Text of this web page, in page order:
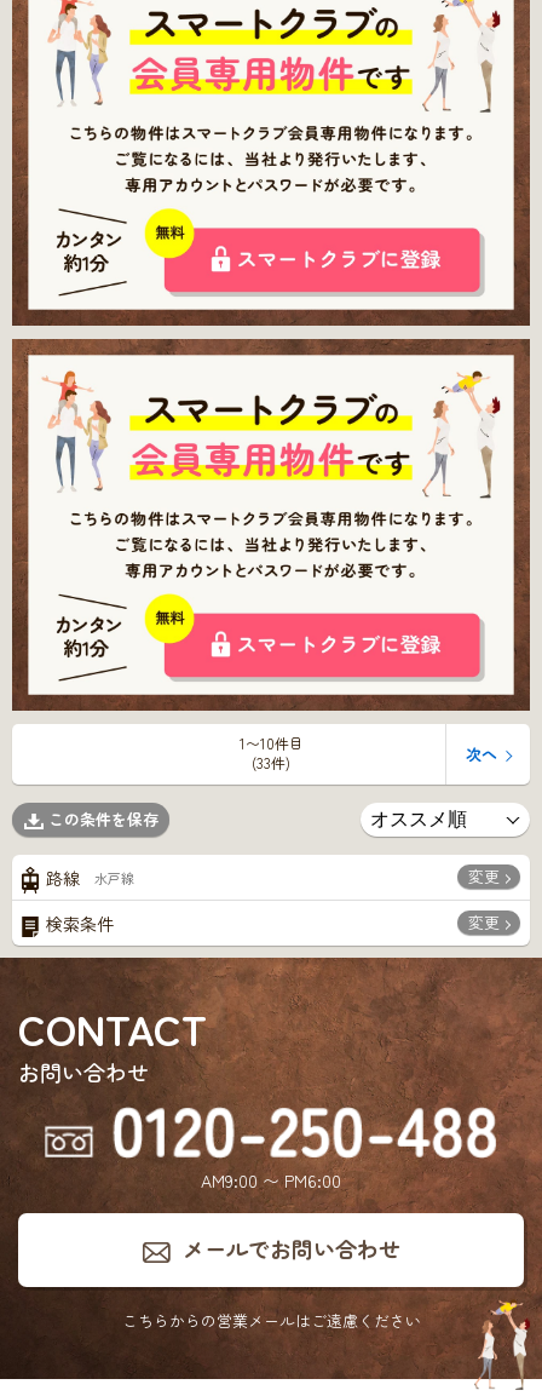
1〜10件目
(33件)
次へ
この条件を保存
路線 水戸線 変更
検索条件 変更
CONTACT
お問い合わせ
AM9:00 〜 PM6:00
メールでお問い合わせ
こちらからの営業メールはご遠慮ください